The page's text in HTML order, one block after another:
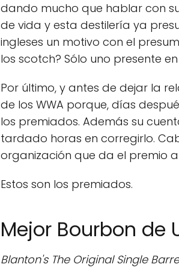
dando mucho que hablar con
de vida y esta destilería ya
ingleses un motivo con el
los scotch? Sólo uno presente
Por último, y antes de dejar la
de los WWA porque, días
los premiados. Además su
tardado horas en corregirlo.
organización que da el premio
Estos son los premiados.
Mejor Bourbon de
Blanton's The Original Single